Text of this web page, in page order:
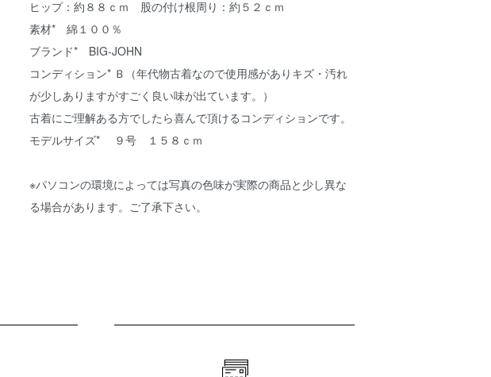
ヒップ：約８８ｃｍ 股の付け根周り：約５２ｃｍ
素材* 綿１００％
ブランド* BIG-JOHN
コンディション* Ｂ（年代物古着なので使用感がありキズ・汚れ
が少しありますがすごく良い味が出ています。）
古着にご理解ある方でしたら喜んで頂けるコンディションです。
モデルサイズ* ９号 １５８ｃｍ
※パソコンの環境によっては写真の色味が実際の商品と少し異な
る場合があります。ご了承下さい。